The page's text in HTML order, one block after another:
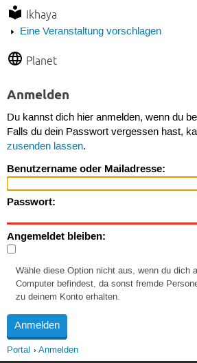
Ikhaya
Eine Veranstaltung vorschlagen
Planet
Anmelden
Du kannst dich hier anmelden, wenn du
Falls du dein Passwort vergessen hast,
zusenden lassen.
Benutzername oder Mailadresse:
Passwort:
Angemeldet bleiben:
Wähle diese Option nicht aus, wenn du dich
Computer befindest, da sonst fremde
zu deinem Konto erhalten.
Portal Anmelden